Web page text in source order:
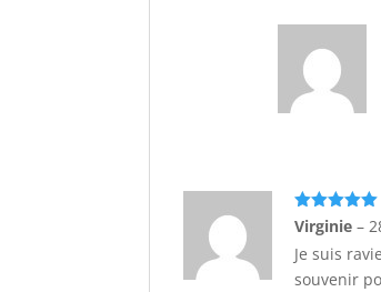
Note5sur
Virginie–
Je suis
souvenir